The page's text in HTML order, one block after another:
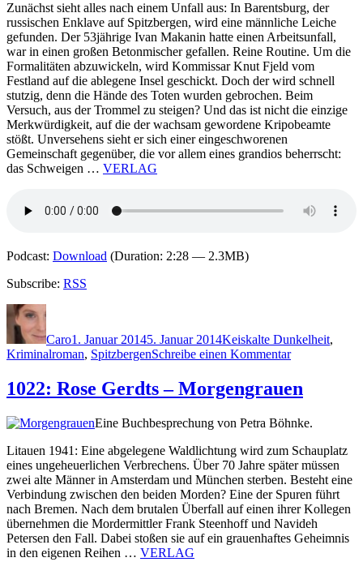
Zunächst sieht alles nach einem Unfall aus: In Barentsburg, der
russischen Enklave auf Spitzbergen, wird eine männliche Leiche
gefunden. Der 53jährige Ivan Makanin hatte einen Arbeitsunfall,
war in einen großen Betonmischer gefallen. Reine Routine. Um die
Formalitäten abzuwickeln, wird Kommissar Knut Fjeld vom
Festland auf die ablegene Insel geschickt. Doch der wird schnell
stutzig, denn die Hände des Toten wurden gebrochen. Beim
Versuch, aus der Trommel zu steigen? Und das ist nicht die einzige
Merkwürdigkeit, auf die der wachsam gewordene Kripobeamte
stößt. Unversehens sieht er sich einer eingeschworenen
Gemeinschaft gegenüber, die vor allem eines grandios beherrscht:
das Schweigen … VERLAG
Podcast: Download (Duration: 2:28 — 2.3MB)
Subscribe: RSS
Autor
Caro1. Januar 20145. Januar 2014Keiskalte Dunkelheit,
Kriminalroman, SpitzbergenSchreibe einen Kommentarzu
Kristensen
In
Nächten
1022: Rose Gerdts – Morgengrauen
Eine Buchbesprechung von Petra Böhnke.
Litauen 1941: Eine abgelegene Waldlichtung wird zum Schauplatz
eines ungeheuerlichen Verbrechens. Über 70 Jahre später müssen
zwei alte Männer in Amsterdam und München sterben. Besteht eine
Verbindung zwischen den beiden Morden? Eine der Spuren führt
nach Bremen. Nach dem brutalen Überfall auf einen ihrer Kollegen
übernehmen die Mordermittler Frank Steenhoff und Navideh
Petersen den Fall. Dabei stoßen sie auf ein grauenhaftes Geheimnis
in den eigenen Reihen … VERLAG